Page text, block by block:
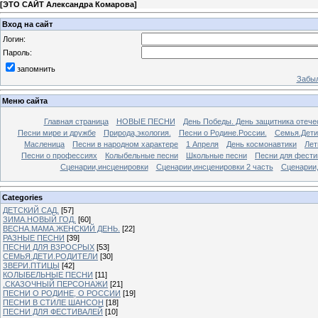
[ЭТО САЙТ Александра Комарова]
Вход на сайт
Логин:
Пароль:
запомнить
Меню сайта
Главная страница НОВЫЕ ПЕСНИ
День Победы. День защитника
Песни мире и дружбе
Природа,экология. Песни о Родине.России.
Масленица
Песни в народном характере 1 Апреля День космонавтики
Песни о профессиях
Колыбельные песни Школьные песни
Песни для
Сценарии,инсценировки
Сценарии,инсценировки 2 часть
Categories
ДЕТСКИЙ САД. [57]
ЗИМА.НОВЫЙ ГОД. [60]
ВЕСНА.МАМА.ЖЕНСКИЙ ДЕНЬ. [22]
РАЗНЫЕ ПЕСНИ [39]
ПЕСНИ ДЛЯ ВЗРОСРЫХ [53]
СЕМЬЯ.ДЕТИ.РОДИТЕЛИ [30]
ЗВЕРИ.ПТИЦЫ [42]
КОЛЫБЕЛЬНЫЕ ПЕСНИ [11]
.СКАЗОЧНЫЙ ПЕРСОНАЖИ [21]
ПЕСНИ О РОДИНЕ, О РОССИИ [19]
ПЕСНИ В СТИЛЕ ШАНСОН [18]
ПЕСНИ ДЛЯ ФЕСТИВАЛЕЙ [10]